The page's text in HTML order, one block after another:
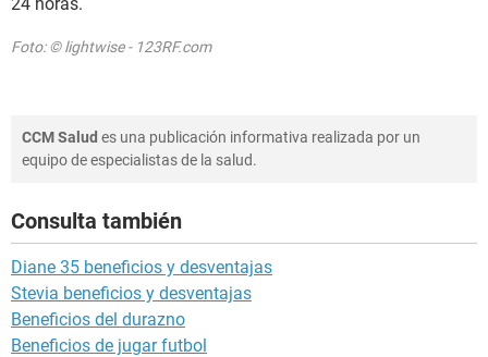
Foto: © lightwise - 123RF.com
CCM Salud es una publicación informativa realizada por un
equipo de especialistas de la salud.
Consulta también
Diane 35 beneficios y desventajas
Stevia beneficios y desventajas
Beneficios del durazno
Beneficios de jugar futbol